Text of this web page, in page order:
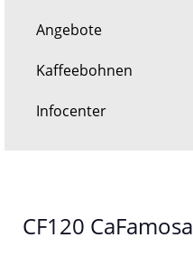
Angebote
Kaffeebohnen
Infocenter
CF120 CaFamosa